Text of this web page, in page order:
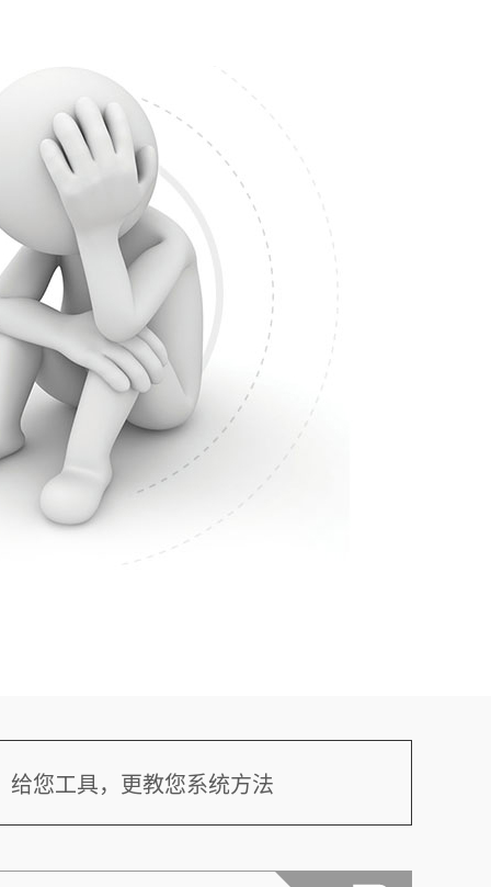
给您工具，更教您系统方法